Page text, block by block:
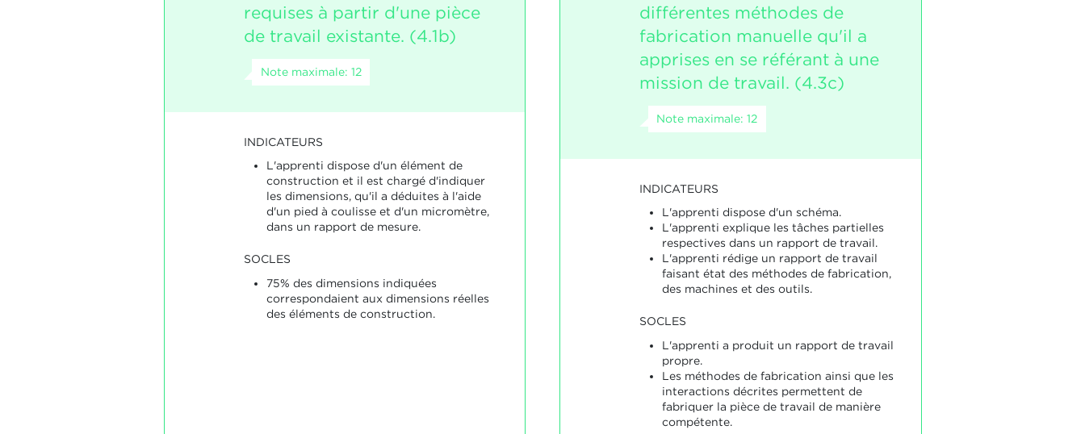
requises à partir d'une pièce
de travail existante. (4.1b)
Note maximale: 12
INDICATEURS
L'apprenti dispose d'un élément de
construction et il est chargé d'indiquer
les dimensions, qu'il a déduites à l'aide
d'un pied à coulisse et d'un micromètre,
dans un rapport de mesure.
SOCLES
75% des dimensions indiquées
correspondaient aux dimensions réelles
des éléments de construction.
différentes méthodes de
fabrication manuelle qu'il a
apprises en se référant à une
mission de travail. (4.3c)
Note maximale: 12
INDICATEURS
L'apprenti dispose d'un schéma.
L'apprenti explique les tâches partielles
respectives dans un rapport de travail.
L'apprenti rédige un rapport de travail
faisant état des méthodes de fabrication,
des machines et des outils.
SOCLES
L'apprenti a produit un rapport de travail
propre.
Les méthodes de fabrication ainsi que les
interactions décrites permettent de
fabriquer la pièce de travail de manière
compétente.